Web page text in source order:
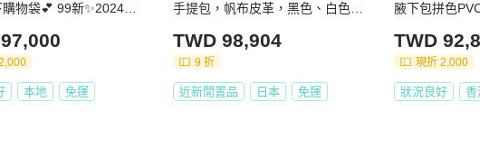
物袋💕 99新✨2024年
本地 免運
手提包，帆布皮革，黑色、白色、
TWD 98,904
9 折
近新閒置品 日本 免運
腋下包拼色
TWD
現折 2,000
狀況良好 香